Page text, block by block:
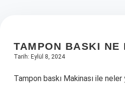
TAMPON BASKI NE
Tarih: Eylül 8, 2024
Tampon baskı Makinası ile neler